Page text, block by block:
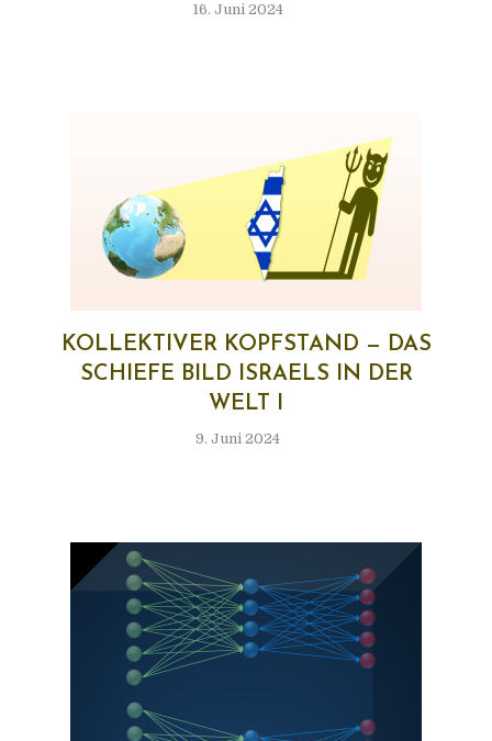
16. Juni 2024
KOL­LEK­TI­VER KOPF­STAND — DAS
SCHIE­FE BILD ISRA­ELS IN DER
WELT I
9. Juni 2024